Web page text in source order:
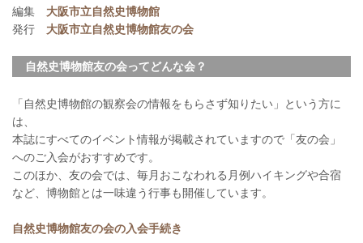
編集 大阪市立自然史博物館
発行 大阪市立自然史博物館友の会
自然史博物館友の会ってどんな会？
「自然史博物館の観察会の情報をもらさず知りたい」という方に
は、
本誌にすべてのイベント情報が掲載されていますので「友の会」
へのご入会がおすすめです。
このほか、友の会では、毎月おこなわれる月例ハイキングや合宿
など、博物館とは一味違う行事も開催しています。
自然史博物館友の会の入会手続き